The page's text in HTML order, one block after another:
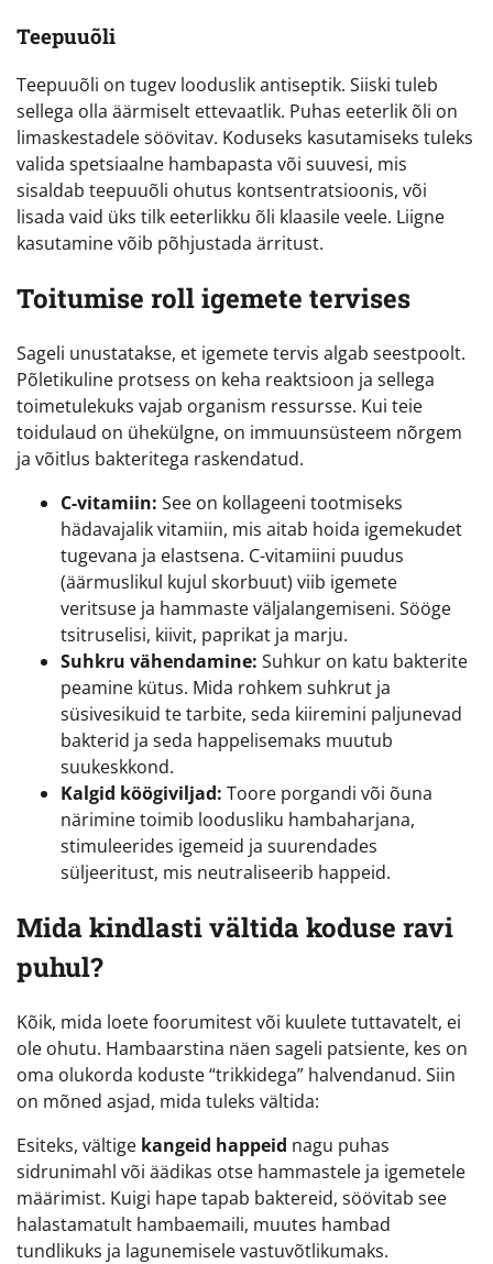
Teepuuõli
Teepuuõli on tugev looduslik antiseptik. Siiski tuleb
sellega olla äärmiselt ettevaatlik. Puhas eeterlik õli on
limaskestadele söövitav. Koduseks kasutamiseks tuleks
valida spetsiaalne hambapasta või suuvesi, mis
sisaldab teepuuõli ohutus kontsentratsioonis, või
lisada vaid üks tilk eeterlikku õli klaasile veele. Liigne
kasutamine võib põhjustada ärritust.
Toitumise roll igemete tervises
Sageli unustatakse, et igemete tervis algab seestpoolt.
Põletikuline protsess on keha reaktsioon ja sellega
toimetulekuks vajab organism ressursse. Kui teie
toidulaud on ühekülgne, on immuunsüsteem nõrgem
ja võitlus bakteritega raskendatud.
C-vitamiin: See on kollageeni tootmiseks
hädavajalik vitamiin, mis aitab hoida igemekudet
tugevana ja elastsena. C-vitamiini puudus
(äärmuslikul kujul skorbuut) viib igemete
veritsuse ja hammaste väljalangemiseni. Sööge
tsitruselisi, kiivit, paprikat ja marju.
Suhkru vähendamine: Suhkur on katu bakterite
peamine kütus. Mida rohkem suhkrut ja
süsivesikuid te tarbite, seda kiiremini paljunevad
bakterid ja seda happelisemaks muutub
suukeskkond.
Kalgid köögiviljad: Toore porgandi või õuna
närimine toimib loodusliku hambaharjana,
stimuleerides igemeid ja suurendades
süljeeritust, mis neutraliseerib happeid.
Mida kindlasti vältida koduse ravi
puhul?
Kõik, mida loete foorumitest või kuulete tuttavatelt, ei
ole ohutu. Hambaarstina näen sageli patsiente, kes on
oma olukorda koduste “trikkidega” halvendanud. Siin
on mõned asjad, mida tuleks vältida:
Esiteks, vältige kangeid happeid nagu puhas
sidrunimahl või äädikas otse hammastele ja igemetele
määrimist. Kuigi hape tapab baktereid, söövitab see
halastamatult hambaemaili, muutes hambad
tundlikuks ja lagunemisele vastuvõtlikumaks.